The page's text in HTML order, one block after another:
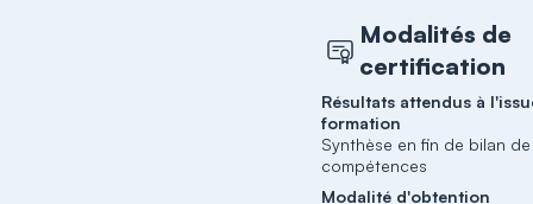
Modalités de
certification
Résultats attendus à
formation
Synthèse en fin de bilan de
compétences
Modalité d'obtention